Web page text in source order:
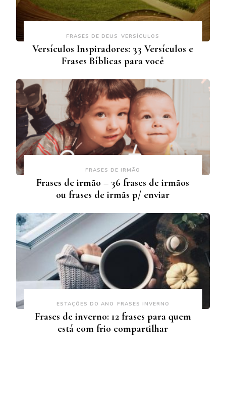
FRASES DE DEUS VERSÍCULOS
Versículos Inspiradores: 33 Versículos e
Frases Bíblicas para você
FRASES DE IRMÃO
Frases de irmão – 36 frases de irmãos
ou frases de irmãs p/ enviar
ESTAÇÕES DO ANO FRASES INVERNO
Frases de inverno: 12 frases para quem
está com frio compartilhar